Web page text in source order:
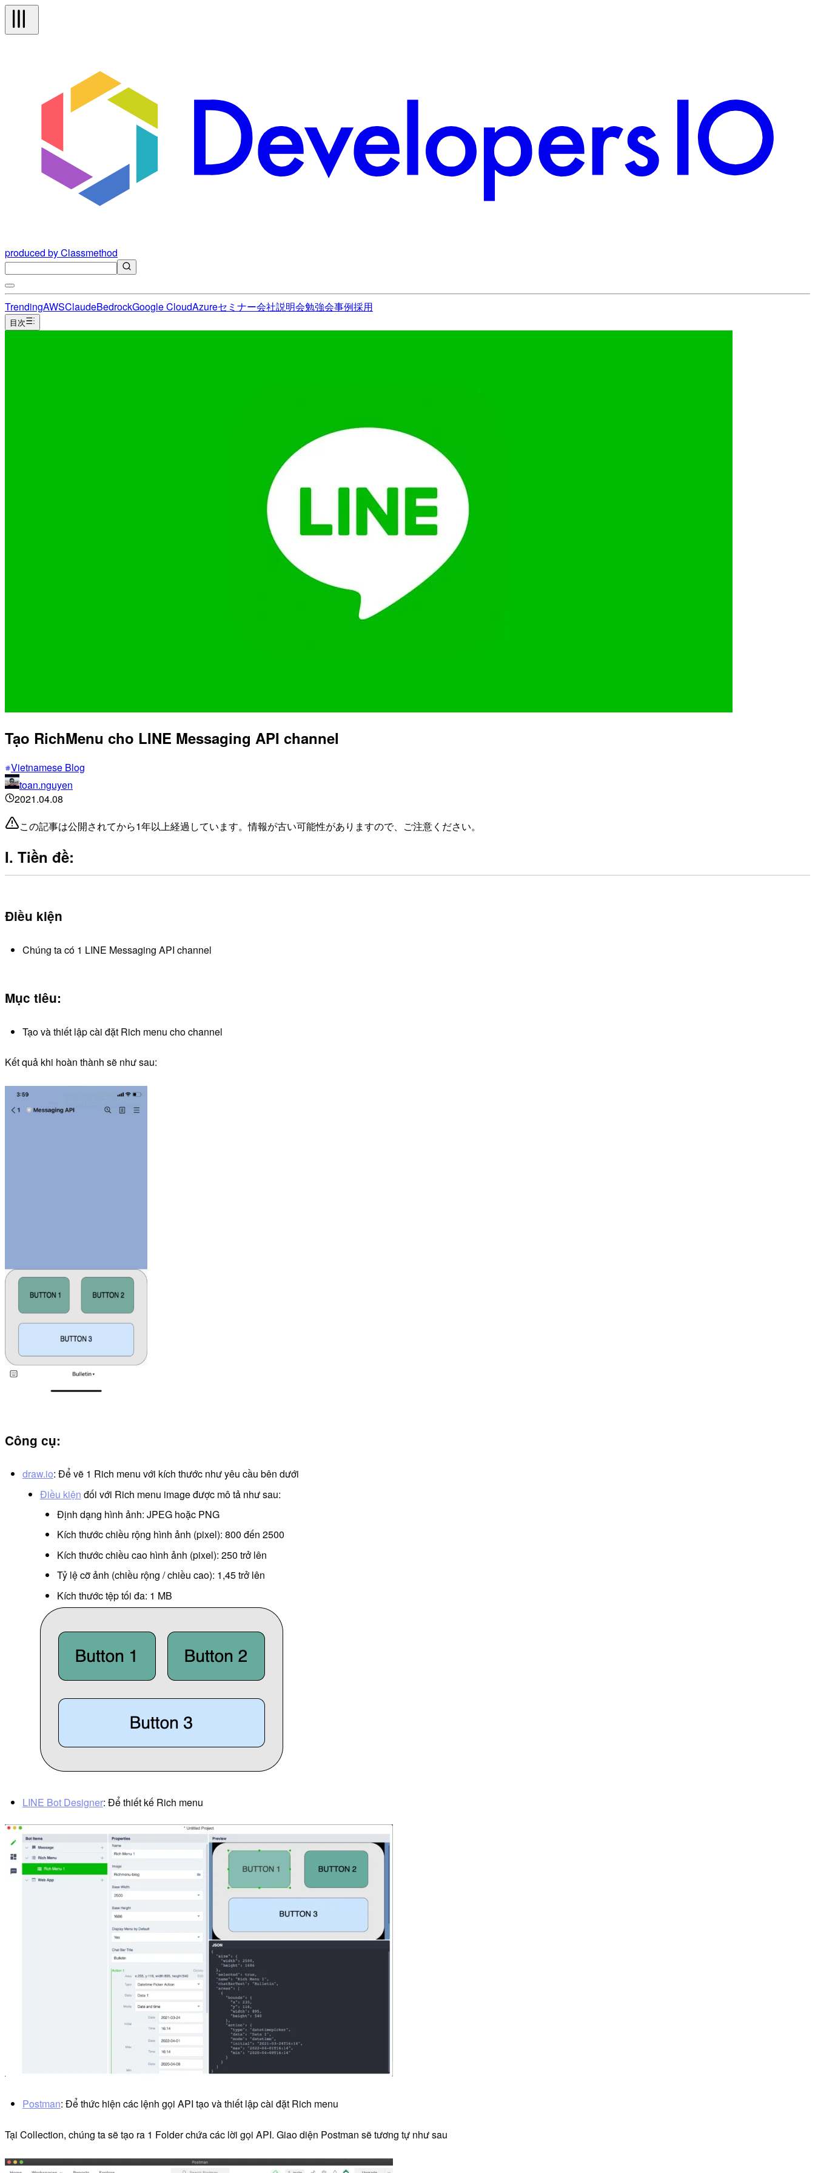
produced by Classmethod
TrendingAWSClaudeBedrockGoogle CloudAzureセミナー会社説明会勉強会事例採用
目次
Tạo RichMenu cho LINE Messaging API channel
Vietnamese Blog
toan.nguyen
2021.04.08
この記事は公開されてから1年以上経過しています。情報が古い可能性がありますので、ご注意ください。
I. Tiền đề:
Điều kiện
Chúng ta có 1 LINE Messaging API channel
Mục tiêu:
Tạo và thiết lập cài đặt Rich menu cho channel
Kết quả khi hoàn thành sẽ như sau:
Công cụ:
draw.io: Để vẽ 1 Rich menu với kích thước như yêu cầu bên dưới
Điều kiện đối với Rich menu image được mô tả như sau:
Định dạng hình ảnh: JPEG hoặc PNG
Kích thước chiều rộng hình ảnh (pixel): 800 đến 2500
Kích thước chiều cao hình ảnh (pixel): 250 trở lên
Tỷ lệ cỡ ảnh (chiều rộng / chiều cao): 1,45 trở lên
Kích thước tệp tối đa: 1 MB
LINE Bot Designer: Để thiết kế Rich menu
Postman: Để thức hiện các lệnh gọi API tạo và thiết lập cài đặt Rich menu
Tại Collection, chúng ta sẽ tạo ra 1 Folder chứa các lời gọi API. Giao diện Postman sẽ tương tự như sau